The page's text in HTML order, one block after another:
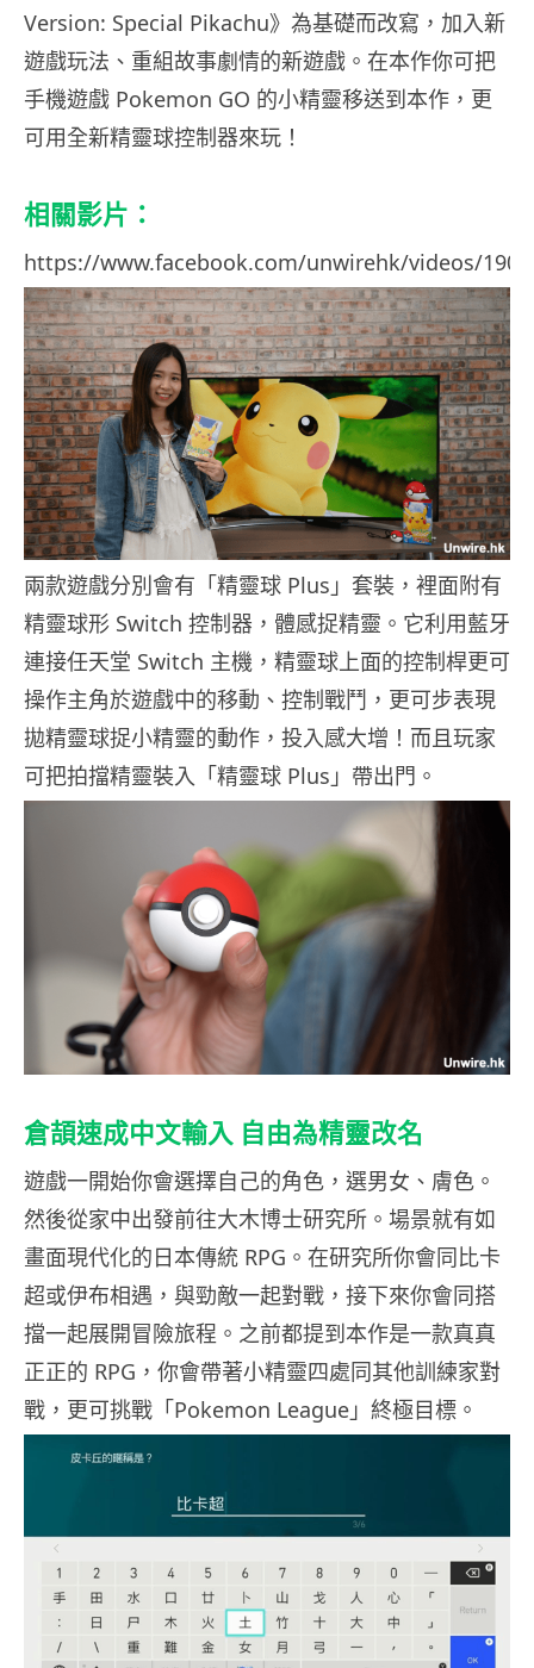
Version: Special Pikachu》為基礎而改寫，加入新
遊戲玩法、重組故事劇情的新遊戲。在本作你可把
手機遊戲 Pokemon GO 的小精靈移送到本作，更
可用全新精靈球控制器來玩！
相關影片：
https://www.facebook.com/unwirehk/videos/
兩款遊戲分別會有「精靈球 Plus」套裝，裡面附有
精靈球形 Switch 控制器，體感捉精靈。它利用藍牙
連接任天堂 Switch 主機，精靈球上面的控制桿更可
操作主角於遊戲中的移動、控制戰鬥，更可步表現
拋精靈球捉小精靈的動作，投入感大增！而且玩家
可把拍擋精靈裝入「精靈球 Plus」帶出門。
倉頡速成中文輸入 自由為精靈改名
遊戲一開始你會選擇自己的角色，選男女、膚色。
然後從家中出發前往大木博士研究所。場景就有如
畫面現代化的日本傳統 RPG。在研究所你會同比卡
超或伊布相遇，與勁敵一起對戰，接下來你會同搭
擋一起展開冒險旅程。之前都提到本作是一款真真
正正的 RPG，你會帶著小精靈四處同其他訓練家對
戰，更可挑戰「Pokemon League」終極目標。